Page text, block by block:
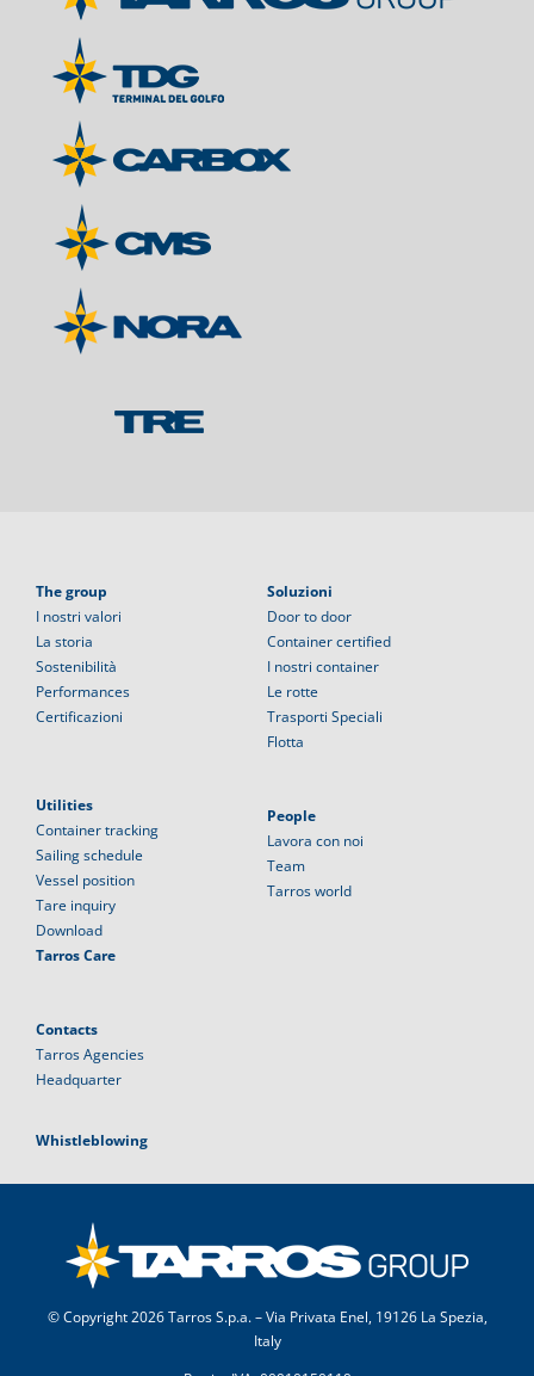
The group
I nostri valori
La storia
Sostenibilità
Performances
Certificazioni
Soluzioni
Door to door
Container certified
I nostri container
Le rotte
Trasporti Speciali
Flotta
Utilities
Container tracking
Sailing schedule
Vessel position
Tare inquiry
Download
Tarros Care
People
Lavora con noi
Team
Tarros world
Contacts
Tarros Agencies
Headquarter
Whistleblowing
© Copyright2026 Tarros S.p.a. – Via Privata Enel, 19126 La Spezia,
Italy